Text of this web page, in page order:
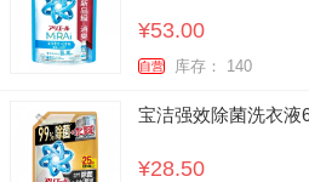
¥53.00
自营 库存： 140
宝洁强效除菌洗衣液
¥28.50